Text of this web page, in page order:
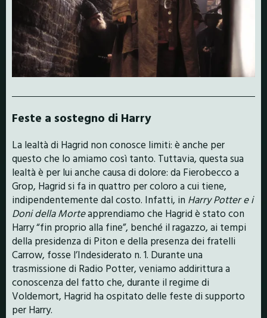
Feste a sostegno di Harry
La lealtà di Hagrid non conosce limiti: è anche per
questo che lo amiamo così tanto. Tuttavia, questa sua
lealtà è per lui anche causa di dolore: da Fierobecco a
Grop, Hagrid si fa in quattro per coloro a cui tiene,
indipendentemente dal costo. Infatti, in Harry Potter e i
Doni della Morteapprendiamo che Hagrid è stato con
Harry “fin proprio alla fine”, benché il ragazzo, ai tempi
della presidenza di Piton e della presenza dei fratelli
Carrow, fosse l’Indesiderato n. 1. Durante una
trasmissione di Radio Potter, veniamo addirittura a
conoscenza del fatto che, durante il regime di
Voldemort, Hagrid ha ospitato delle feste di supporto
per Harry.